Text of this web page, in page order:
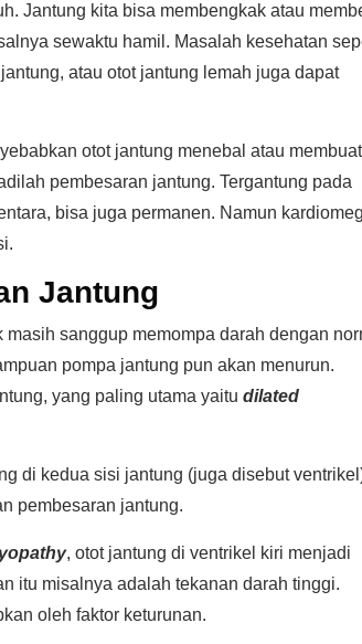
Jantung kita bisa membengkak atau
sewaktu hamil. Masalah kesehatan
atau otot jantung lemah juga dapat
otot jantung menebal atau membuat
pembesaran jantung. Tergantung pada
bisa juga permanen. Namun
Jantung
sanggup memompa darah dengan
pompa jantung pun akan menurun.
yang paling utama yaitu dilated
di kedua sisi jantung (juga disebut
pembesaran jantung.
, otot jantung di ventrikel kiri menjadi
itu misalnya adalah tekanan darah tinggi.
oleh faktor keturunan.